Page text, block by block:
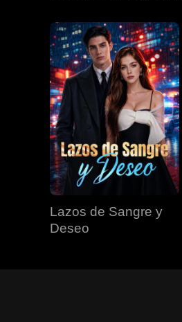
Lazos de Sangre y
Deseo